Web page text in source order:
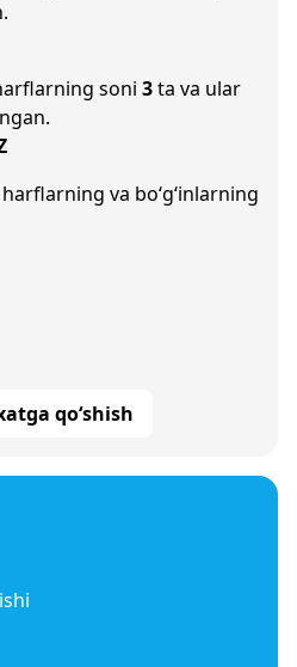
soni 3ta va ular
va bo‘g‘inlarning
qo‘shish